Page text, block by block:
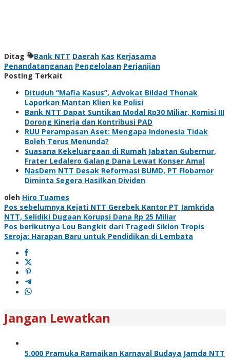
Ditag Bank NTT Daerah Kas Kerjasama
Penandatanganan Pengelolaan Perjanjian
Posting Terkait
Dituduh “Mafia Kasus”, Advokat Bildad Thonak
Laporkan Mantan Klien ke Polisi
Bank NTT Dapat Suntikan Modal Rp30 Miliar, Komisi III
Dorong Kinerja dan Kontribusi PAD
RUU Perampasan Aset: Mengapa Indonesia Tidak
Boleh Terus Menunda?
Suasana Kekeluargaan di Rumah Jabatan Gubernur,
Frater Ledalero Galang Dana Lewat Konser Amal
NasDem NTT Desak Reformasi BUMD, PT Flobamor
Diminta Segera Hasilkan Dividen
oleh Hiro Tuames
Navigasi
pos
Pos sebelumnya Kejati NTT Gerebek Kantor PT Jamkrida
NTT, Selidiki Dugaan Korupsi Dana Rp 25 Miliar
Pos berikutnya Lou Bangkit dari Tragedi Siklon Tropis
Seroja: Harapan Baru untuk Pendidikan di Lembata
Jangan Lewatkan
5.000 Pramuka Ramaikan Karnaval Budaya Jamda NTT